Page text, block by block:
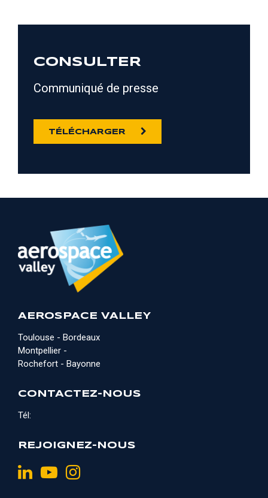
CONSULTER
Communiqué de presse
TÉLÉCHARGER
AEROSPACE VALLEY
Toulouse - Bordeaux
Montpellier -
Rochefort - Bayonne
CONTACTEZ-NOUS
Tél:
REJOIGNEZ-NOUS